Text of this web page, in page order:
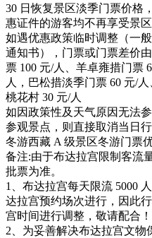
30 日恢复景区淡季门票价格
惠证件的游客均不再享受景
如遇优惠政策临时调整（一
通知书），门票或门票差价
票 100 元/人、羊卓雍措门票
人，巴松措淡季门票 60 元/
桃花村 30 元/人
如因政策性及天气原因无法
参观景点，则直接取消当日
冬游西藏 A 级景区冬游门票
备注:由于布达拉宫限制客流
批票为准。
1、布达拉宫每天限流 5000
达拉宫预约场次进行，因此
宫时间进行调整，敬请配合！
2、为妥善解决布达拉宫文